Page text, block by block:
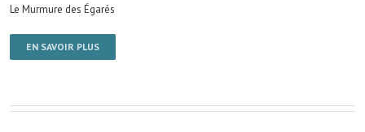
Le Murmure des Égarés
EN SAVOIR PLUS